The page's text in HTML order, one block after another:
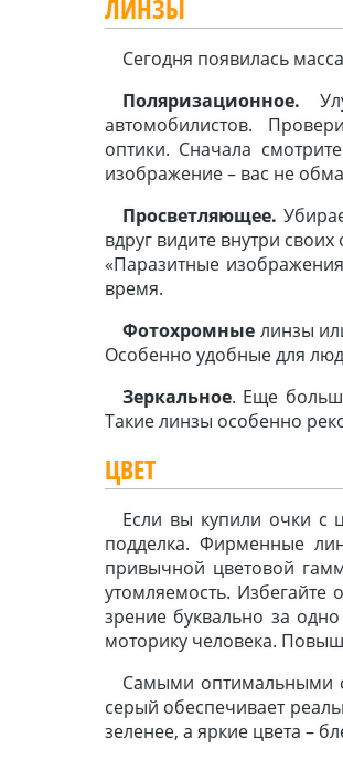
ЛИНЗЫ
Сегодня появилась
Поляризационное.
автомобилистов.
оптики. Сначала
изображение – вас не
Просветляющее.
вдруг видите внутри
«Паразитные
время.
Фотохромные линзы
Особенно удобные для
Зеркальное. Еще
Такие линзы особенно
ЦВЕТ
Если вы купили очки с
подделка. Фирменные
привычной цветовой
утомляемость.
зрение буквально за
моторику человека.
Самыми оптимальными
серый обеспечивает
зеленее, а яркие цвета –